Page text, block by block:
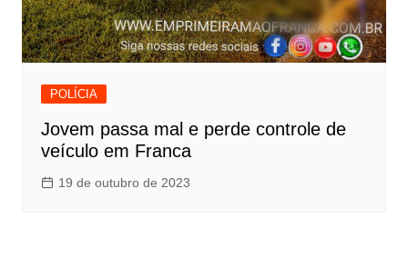
POLÍCIA
Jovem passa mal e perde controle de
veículo em Franca
19 de outubro de 2023